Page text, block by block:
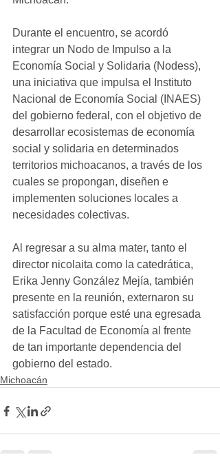
Durante el encuentro, se acordó
integrar un Nodo de Impulso a la
Economía Social y Solidaria (Nodess),
una iniciativa que impulsa el Instituto
Nacional de Economía Social (INAES)
del gobierno federal, con el objetivo de
desarrollar ecosistemas de economía
social y solidaria en determinados
territorios michoacanos, a través de los
cuales se propongan, diseñen e
implementen soluciones locales a
necesidades colectivas.
Al regresar a su alma mater, tanto el
director nicolaita como la catedrática,
Erika Jenny González Mejía, también
presente en la reunión, externaron su
satisfacción porque esté una egresada
de la Facultad de Economía al frente
de tan importante dependencia del
gobierno del estado.
Michoacán